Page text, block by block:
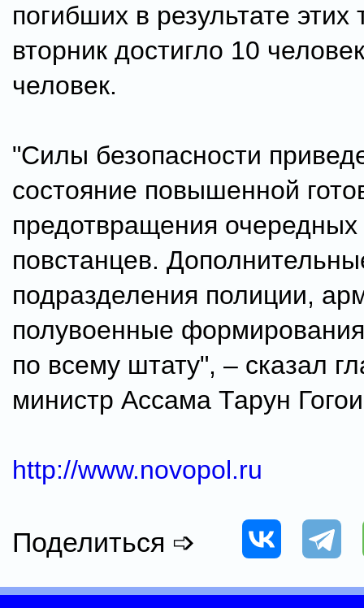
погибших в результате этих
вторник достигло 10
человек.
"Силы безопасности
состояние повышенной
предотвращения очередных
повстанцев.
подразделения полиции,
полувоенные
по всему штату", – сказал
министр Ассама Тарун
http://www.novopol.ru
Поделиться ➩